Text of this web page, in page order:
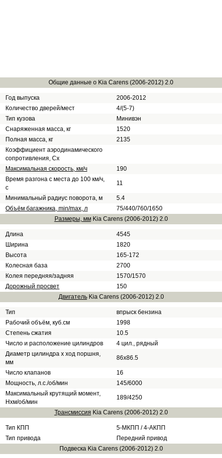
Общие данные о Kia Carens (2006-2012) 2.0
Год выпуска
2006-2012
Количество дверей/мест
4/(5-7)
Тип кузова
Минивэн
Снаряженная масса, кг
1520
Полная масса, кг
2135
Коэффициент аэродинамического
сопротивления, Сх
Максимальная скорость, км/ч
190
Время разгона с места до 100 км/ч,
с
11
Минимальный радиус поворота, м
5.4
Объём багажника, min/max, л
75/440/760/1650
Размеры, ммKia Carens (2006-2012) 2.0
Длина
4545
Ширина
1820
Высота
165-172
Колесная база
2700
Колея передняя/задняя
1570/1570
Дорожный просвет
150
ДвигательKia Carens (2006-2012) 2.0
Тип
впрыск бензина
Рабочий объём, куб.см
1998
Степень сжатия
10.5
Число и расположение цилиндров
4 цил., рядный
Диаметр цилиндра х ход поршня,
мм
86х86.5
Число клапанов
16
Мощность, л.с./об/мин
145/6000
Максимальный крутящий момент,
Нхм/об/мин
189/4250
Трансмиссия Kia Carens (2006-2012) 2.0
Тип КПП
5-МКПП / 4-АКПП
Тип привода
Передний привод
Подвеска Kia Carens (2006-2012) 2.0